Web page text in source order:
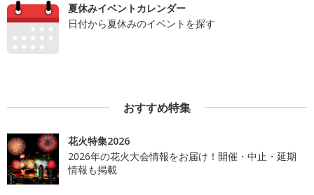
夏休みイベントカレンダー
日付から夏休みのイベントを探す
おすすめ特集
花火特集2026
2026年の花火大会情報をお届け！開催・中止・延期
情報も掲載